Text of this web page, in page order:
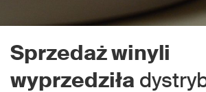
Sprzedaż winyli
wyprzedziła